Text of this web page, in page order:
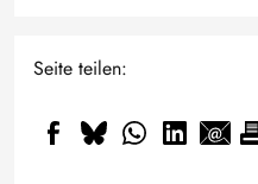
Seite teilen: